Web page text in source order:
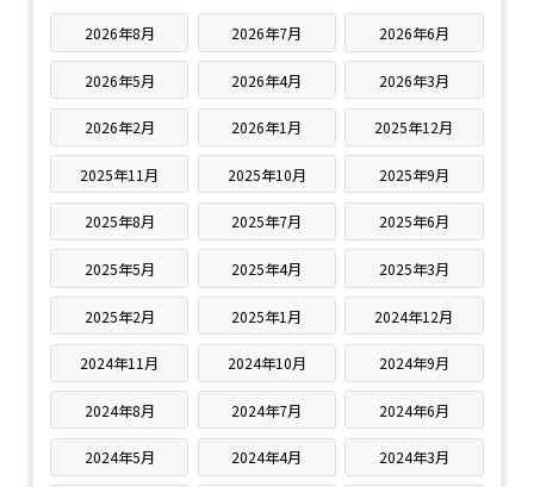
2026年8月 2026年7月 2026年6月
2026年5月 2026年4月 2026年3月
2026年2月 2026年1月 2025年12月
2025年11月 2025年10月 2025年9月
2025年8月 2025年7月 2025年6月
2025年5月 2025年4月 2025年3月
2025年2月 2025年1月 2024年12月
2024年11月 2024年10月 2024年9月
2024年8月 2024年7月 2024年6月
2024年5月 2024年4月 2024年3月